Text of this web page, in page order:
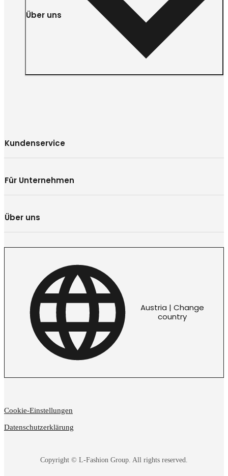
Über uns
Kundenservice
Für Unternehmen
Über uns
Austria | Change
country
Copyright © L-Fashion Group. All rights reserved.
Cookie-Einstellungen
Datenschutzerklärung